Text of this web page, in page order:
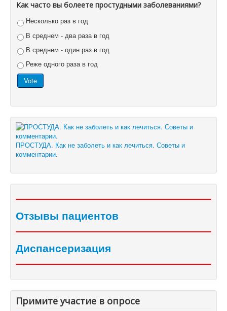
Как часто вы болеете простудными заболеваниями?
Несколько раз в год
В среднем - два раза в год
В среднем - один раз в год
Реже одного раза в год
ПРОСТУДА. Как не заболеть и как лечиться. Советы и
комментарии.
Отзывы пациентов
Диспансеризация
Примите участие в опросе